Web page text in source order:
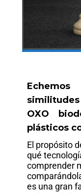
OXO
plásticos
El propósito
qué
comprender
es una gran